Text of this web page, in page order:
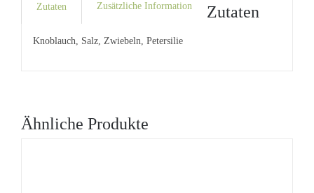
Zutaten Zusätzliche Information Zutaten
Knoblauch, Salz, Zwiebeln, Petersilie
Ähnliche Produkte